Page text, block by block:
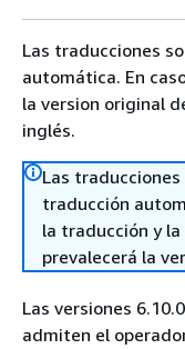
Las traducciones
automática. En
la version original
inglés.
Las
traducción
la traducción y
prevalecerá la
Las versiones
admiten el